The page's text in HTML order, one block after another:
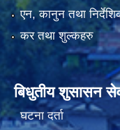
एन, कानुन तथा
कर तथा शुल्कहरु
बिधुतीय शुसासन
घटना दर्ता